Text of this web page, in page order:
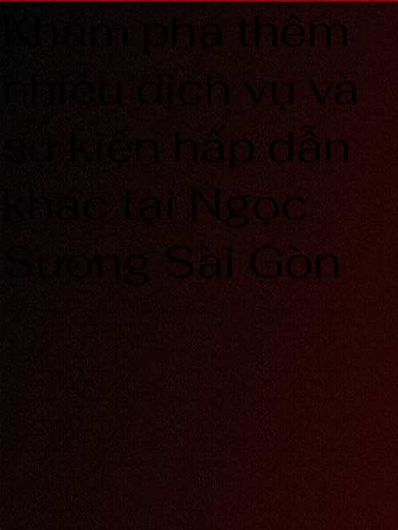
Khám phá thêm
nhiều dịch vụ và
sự kiện hấp dẫn
khác tại Ngọc
Sương Sài Gòn